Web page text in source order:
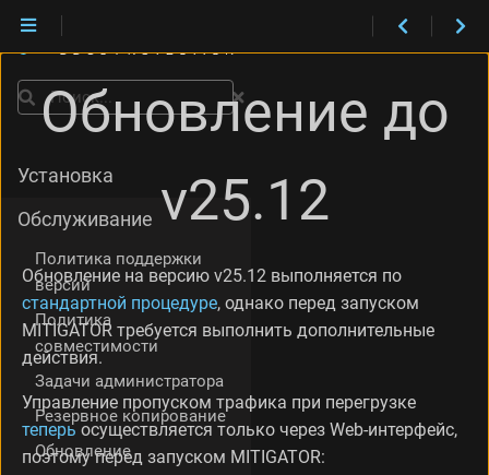
Обновление до
v25.12
Обновление на версию v25.12 выполняется по
стандартной процедуре, однако перед запуском
MITIGATOR требуется выполнить дополнительные
действия.
Управление пропуском трафика при перегрузке
теперь осуществляется только через Web-интерфейс,
поэтому перед запуском MITIGATOR:
Поиск
Установка
Обслуживание
Политика поддержки
версий
Политика
совместимости
Задачи администратора
Резервное копирование
Обновление